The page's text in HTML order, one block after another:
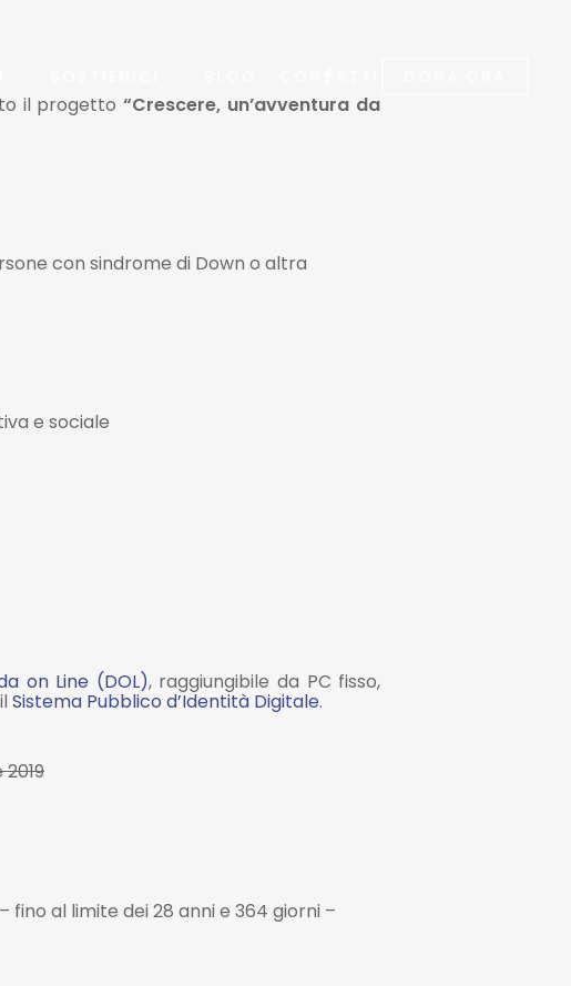
il progetto“Crescere, un’avventura da
con sindrome di Down o altra
e sociale
on Line (DOL), raggiungibile da PC fisso,
Sistema Pubblico d’Identità Digitale.
al limite dei 28 anni e 364 giorni –